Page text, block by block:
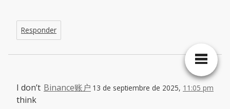
Responder
Binance账户 13 de septiembre de 2025, 11:05 pm
I don’t
think